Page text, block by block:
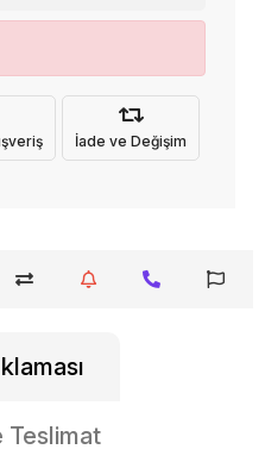
İade ve Değişim
Teslimat